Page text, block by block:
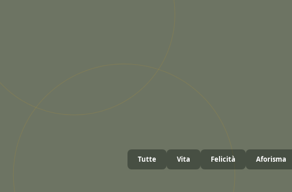
Tutte Vita Felicità Aforisma